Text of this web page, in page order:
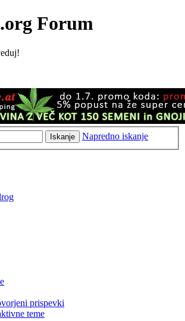
Forum
Iskanje Napredno iskanje
prispevki
teme